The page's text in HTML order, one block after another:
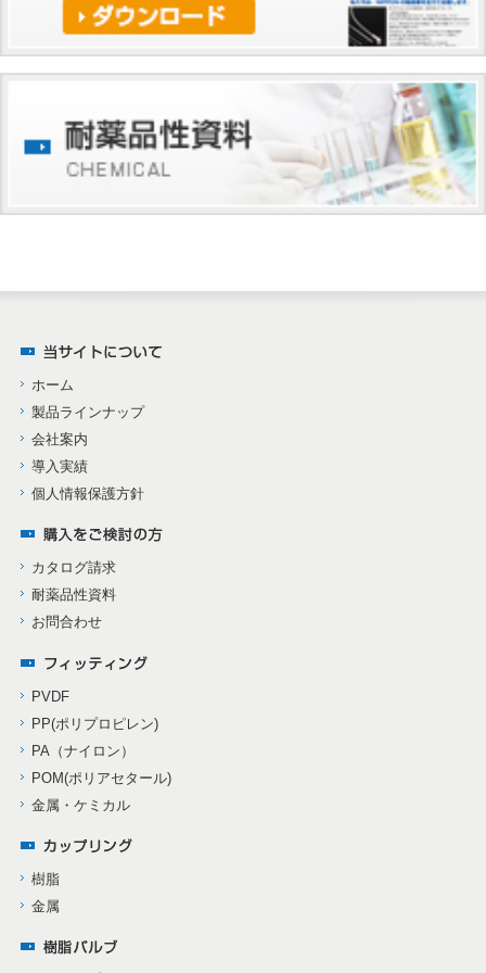
ホーム
製品ラインナップ
会社案内
導入実績
個人情報保護方針
カタログ請求
耐薬品性資料
お問合わせ
PVDF
PP(ポリプロピレン)
PA（ナイロン）
POM(ポリアセタール)
金属・ケミカル
樹脂
金属